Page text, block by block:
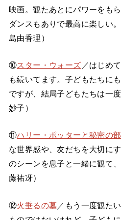
映画。観たあとにパワーをも
ダンスもありで最高に楽しい
島由香理）
⑩スター・ウォーズ ／はじめ
も続いてます。子どもたちに
ですが、結局子どもたちは一
妙子）
⑪ハリー・ポッターと秘密の
な世界感や、友だちを大切に
のシーンを息子と一緒に観て
藤祐冴）
⑫火垂るの墓 ／もう一度観た